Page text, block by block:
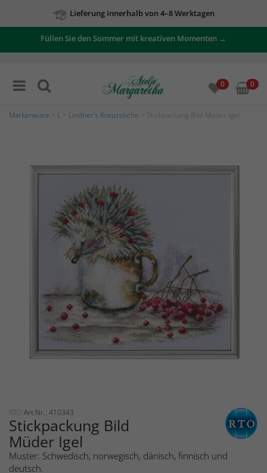
Lieferung innerhalb von 4–8 Werktagen
Füllen Sie den Sommer mit kreativen Momenten →
0 0
Markenware L Lindner's Kreuzstiche > Stickpackung Bild Müder Igel
RTO Art.Nr.: 410343
Stickpackung Bild
Müder Igel
Muster: Schwedisch, norwegisch, dänisch, finnisch und
deutsch.